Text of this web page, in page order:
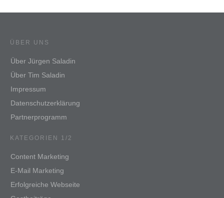
ÜBER UNS
Über Jürgen Saladin
Über Tim Saladin
Impressum
Datenschutzerklärung
Partnerprogramm
KATEGORIEN 1/2
Content Marketing
E-Mail Marketing
Erfolgreiche Webseite